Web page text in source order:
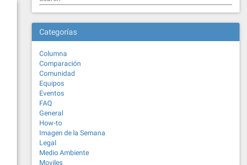
Categorías
Columna
Comparación
Comunidad
Equipos
Eventos
FAQ
General
How-to
Imagen de la Semana
Legal
Medio Ambiente
Moviles